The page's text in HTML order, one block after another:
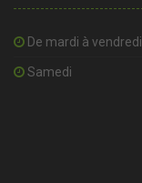
De mardi à vendredi
Samedi